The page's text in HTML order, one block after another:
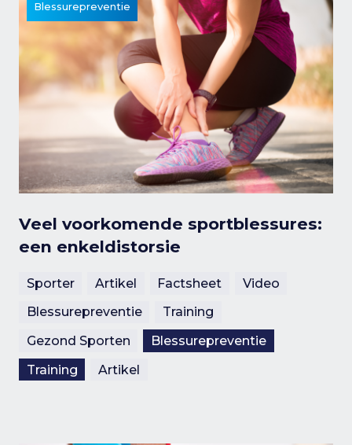
Blessurepreventie
Veel voorkomende sportblessures:
een enkeldistorsie
Sporter Artikel Factsheet
Video
Blessurepreventie
Training
Gezond Sporten
Blessurepreventie
Training
Artikel